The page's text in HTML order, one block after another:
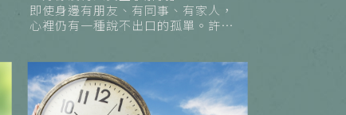
即使身邊有朋友、有同事、有家人，
心裡仍有一種說不出口的孤單。許多